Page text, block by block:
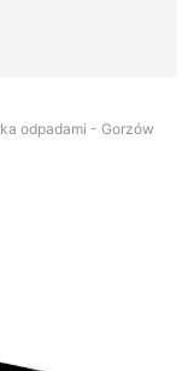
odpadami - Gorzów